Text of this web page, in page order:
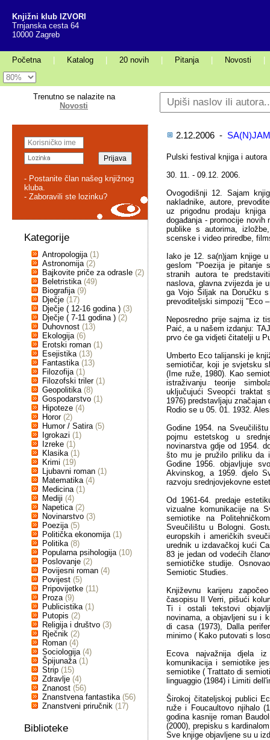
Knjižni klub IZVORI
Trnjanska cesta 64
10000 Zagreb
Početna Katalog 20 novih Pitanja Novosti
Trenutno se nalazite na
Novosti
- Postanite član našeg knjižnog
kluba.
- Zaboravili ste lozinku?
Kategorije
Antropologija (1)
Astronomija (2)
Bajkovite priče za odrasle (2)
Beletristika (49)
Biografija (9)
Dječje (17)
Dječje ( 12-16 godina ) (3)
Dječje ( 7-11 godina ) (2)
Duhovnost (13)
Ekologija (6)
Erotski roman (1)
Esejistika (13)
Fantastika (13)
Filozofija (1)
Filozofski triler (1)
Geopolitika (8)
Gospodarstvo (1)
Hipoteze (4)
Horor (2)
Humor / Satira (5)
Igrokazi (1)
Izreke (1)
Klasika (1)
Krimi (19)
Ljubavni roman (1)
Matematika (4)
Medicina (1)
Mediji (4)
Napetica (2)
Novinarstvo (3)
Poezija (5)
Politička ekonomija (1)
Politika (8)
Popularna psihologija (10)
Poslovanje (2)
Povijesni roman (4)
Povijest (5)
Pripovijetke (11)
Proza (9)
Publicistika (1)
Putopis (2)
Religija i društvo (3)
Rječnik (2)
Roman (4)
Sociologija (4)
Špijunaža (1)
Strip (15)
Zdravlje (4)
Znanost (56)
Znanstvena fantastika (56)
Znanstveni priručnik (17)
Biblioteke
2.12.2006 -
Pulski festival knjiga i autora
30. 11. - 09.12. 2006.
Ovogodišnji 12. Sajam
nakladnike, autore,
uz prigodnu prodaju
događanja - promocije novih
publike s autorima,
scenske i video priredbe,
Iako je 12. sa(n)jam knjige
geslom "Poezija je pitanje
stranih autora te
naslova, glavna zvijezda je
ga Vojo Šiljak na Doručku
prevoditeljski simpozij "Eco
Neposredno prije sajma iz
Paić, a u našem izdanju:
prvo će ga vidjeti čitatelji u
Umberto Eco talijanski je
semiotičar, koji je svjetsku
(Ime ruže, 1980). Kao
istraživanju teorije
uključujući Sveopći traktat
1976) predstavljaju
Rodio se u 05. 01. 1932.
Godine 1954. na
pojmu estetskog u
novinarstva gdje od 1954.
što mu je pružilo priliku da
Godine 1956. objavljuje
Akvinskog, a 1959. djelo
razvoju srednjovjekovne
Od 1961-64. predaje
vizualne komunikacije na
semiotike na
Sveučilištu u Bologni.
europskih i američkih
urednik u izdavačkoj kući
83 je jedan od vodećih
semiotičke studije.
Semiotic Studies.
Književnu karijeru
časopisu Il Verri, pišući
Ti i ostali tekstovi
novinama, a objavljeni su i
di casa (1973), Dalla
minimo ( Kako putovati s
Ecova najvažnija djela
komunikacija i semiotike
semiotike ( Trattato di
linguaggio (1984) i Limiti
Širokoj čitateljskoj publici
ruže i Foucaultovo njihalo
godina kasnije roman
(2000), prepisku s
Sve knjige objavljene su u